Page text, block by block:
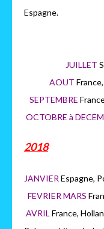
JUILLET
AOUT
SEPTEMBRE
OCTOBRE à
2018
JANVIER
FEVRIER MARS
AVRIL France,